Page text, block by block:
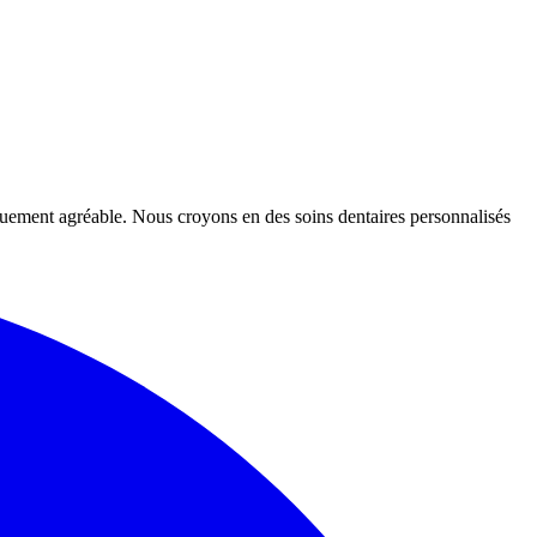
agréable. Nous croyons en des soins dentaires personnalisés